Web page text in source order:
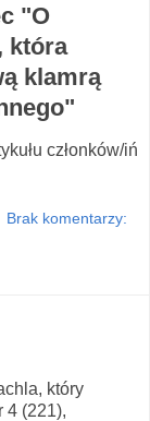
"O
która
klamrą
członków/iń
Brak komentarzy:
który
4 (221),